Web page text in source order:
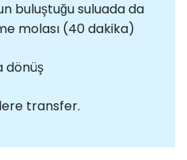
buluştuğu suluada da
molası (40 dakika)
dönüş
transfer.